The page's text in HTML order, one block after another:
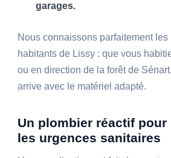
garages.
Nous connaissons parfaitement
habitants de Lissy : que vous
ou en direction de la forêt de
arrive avec le matériel adapté.
Un plombier réactif
les urgences sanitaires